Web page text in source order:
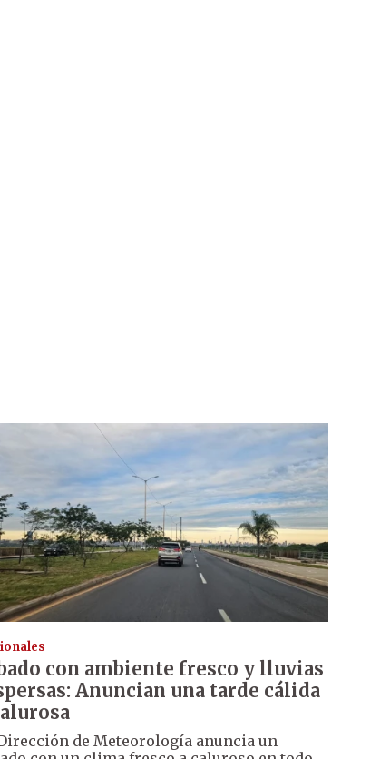
con ambiente fresco y lluvias
Anuncian una tarde cálida
de Meteorología anuncia un